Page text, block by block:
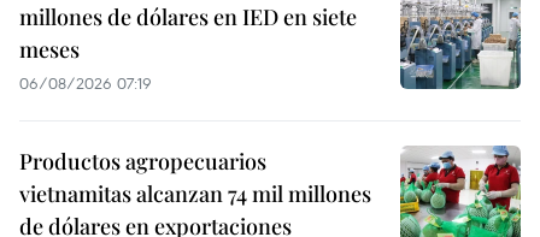
millones de dólares en IED en siete
meses
06/08/2026 07:19
Productos agropecuarios
vietnamitas alcanzan 74 mil millones
de dólares en exportaciones